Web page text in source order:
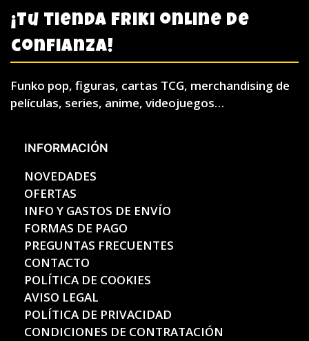
¡Tu tienda friki online de
confianza!
Funko pop, figuras, cartas TCG, merchandising de
películas, series, anime, videojuegos…
INFORMACIÓN
NOVEDADES
OFERTAS
INFO Y GASTOS DE ENVÍO
FORMAS DE PAGO
PREGUNTAS FRECUENTES
CONTACTO
POLÍTICA DE COOKIES
AVISO LEGAL
POLÍTICA DE PRIVACIDAD
CONDICIONES DE CONTRATACIÓN